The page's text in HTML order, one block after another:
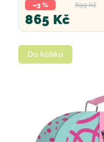
899 Kč
–3 %
865 Kč
Do košíku